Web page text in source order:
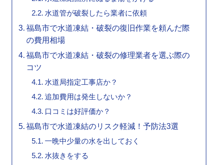
水道管が破裂したら業者に依頼
福島市で水道凍結・破裂の復旧作業を頼んだ際
の費用相場
福島市で水道凍結・破裂の修理業者を選ぶ際の
コツ
水道局指定工事店か？
追加費用は発生しないか？
口コミは好評価か？
福島市で水道凍結のリスク軽減！予防法3選
一晩中少量の水を出しておく
水抜きをする